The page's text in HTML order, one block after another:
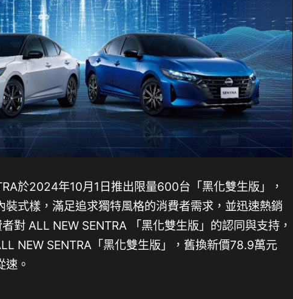
於2024年10月1日推出限量600台「黑化雙生版」，
裝式樣，滿足追求獨特風格的消費者需求，並迅速熱銷
對 ALL NEW SENTRA 「黑化雙生版」的認同與支持，
NEW SENTRA「黑化雙生版」，舊換新價78.9萬元
速。